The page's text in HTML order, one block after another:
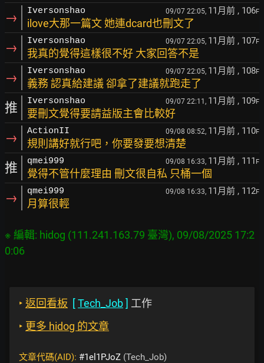
→ Iversonshao 09/07 22:05, 11月前 , 106F
ilove大那一篇文 她連dcard也刪文了
→ Iversonshao 09/07 22:05, 11月前 , 107F
我真的覺得這樣很不好 大家回答不是
→ Iversonshao 09/07 22:05, 11月前 , 108F
義務 認真給建議 卻拿了建議就跑走了
推 Iversonshao 09/07 22:11, 11月前 , 109F
要刪文覺得要請益版主會比較好
→ ActionII 09/08 08:52, 11月前 , 110F
規則講好就行吧，你要發要想清楚
推 qmei999 09/08 16:33, 11月前 , 111 F
覺得不管什麼理由 刪文很自私 只桶一個
→ qmei999 09/08 16:33, 11月前 , 112F
月算很輕
※ 編輯: hidog (111.241.163.79 臺灣), 09/08/2025 17:2
‣ 返回看板 [Tech_Job] 工作
‣ 更多 hidog 的文章
文章代碼(AID): #1el1PJoZ (Tech_Job)